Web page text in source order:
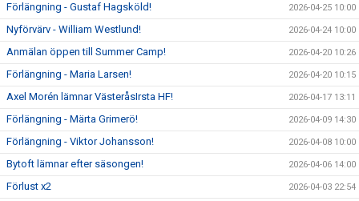
Förlängning - Gustaf Hagsköld! 2026-04-25 10:00
Nyförvärv - William Westlund! 2026-04-24 10:00
Anmälan öppen till Summer Camp! 2026-04-20 10:26
Förlängning - Maria Larsen! 2026-04-20 10:15
Axel Morén lämnar VästeråsIrsta HF! 2026-04-17 13:11
Förlängning - Märta Grimerö! 2026-04-09 14:30
Förlängning - Viktor Johansson! 2026-04-08 10:00
Bytoft lämnar efter säsongen! 2026-04-06 14:00
Förlust x2 2026-04-03 22:54